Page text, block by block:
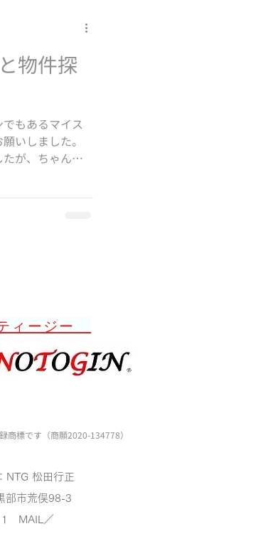
物件探
もあるマイス
いしました。
が、ちゃんと
ィージー
商標です（商願2020-134778）
NTG 松田行正
部市荒俣98-3
MAIL／